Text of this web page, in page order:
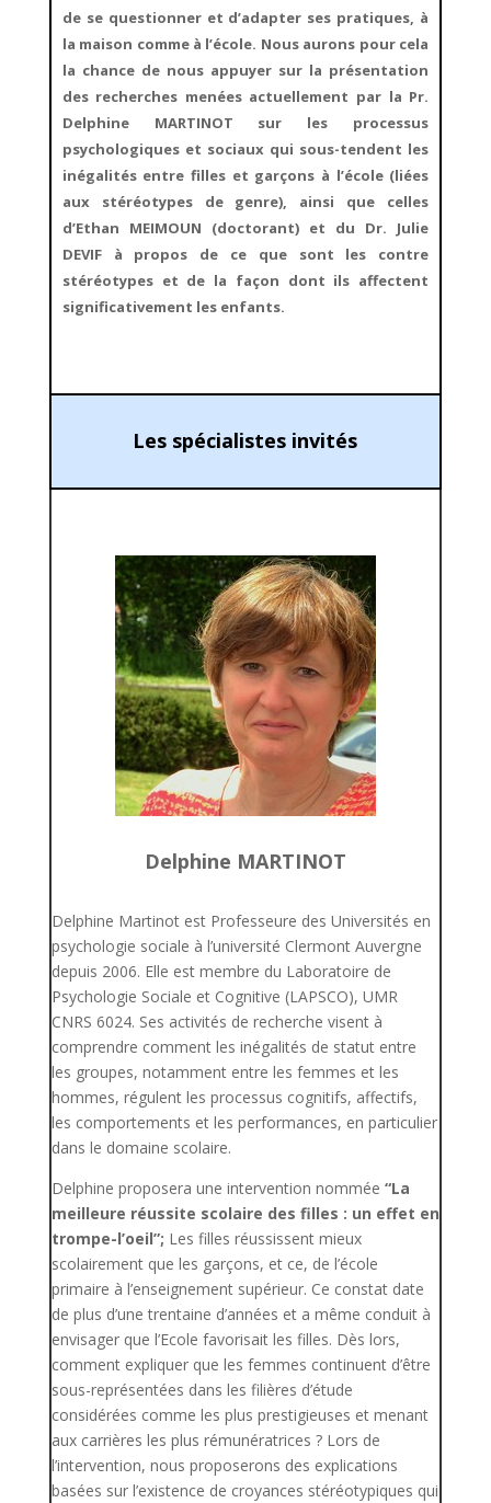
de se questionner et d’adapter ses pratiques, à
la maison comme à l’école. Nous aurons pour cela
la chance de nous appuyer sur la présentation
des recherches menées actuellement par la Pr.
Delphine MARTINOT sur les processus
psychologiques et sociaux qui sous-tendent les
inégalités entre filles et garçons à l’école (liées
aux stéréotypes de genre), ainsi que celles
d’Ethan MEIMOUN (doctorant) et du Dr. Julie
DEVIF à propos de ce que sont les contre
stéréotypeset de la façon dont ils affectent
significativement les enfants.
Les spécialistes invités
Delphine MARTINOT
Delphine Martinot est Professeure des Universités en
psychologie sociale à l’université Clermont Auvergne
depuis 2006. Elle est membre du Laboratoire de
Psychologie Sociale et Cognitive (LAPSCO), UMR
CNRS 6024. Ses activités de recherche visent à
comprendre comment les inégalités de statut entre
les groupes, notamment entre les femmes et les
hommes, régulent les processus cognitifs, affectifs,
les comportements et les performances, en particulier
dans le domaine scolaire.
Delphine proposera une intervention nommée “La
meilleure réussite scolaire des filles : un effet en
trompe-l’oeil”; Les filles réussissent mieux
scolairement que les garçons, et ce, de l’école
primaire à l’enseignement supérieur. Ce constat date
de plus d’une trentaine d’années et a même conduit à
envisager que l’Ecole favorisait les filles. Dès lors,
comment expliquer que les femmes continuent d’être
sous-représentées dans les filières d’étude
considérées comme les plus prestigieuses et menant
aux carrières les plus rémunératrices ? Lors de
l’intervention, nous proposerons des explications
basées sur l’existence de croyances stéréotypiques qui